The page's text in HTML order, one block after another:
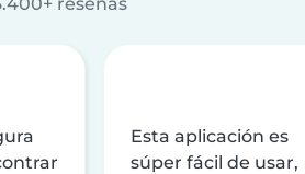
Esta aplicación es
súper fácil de usar,